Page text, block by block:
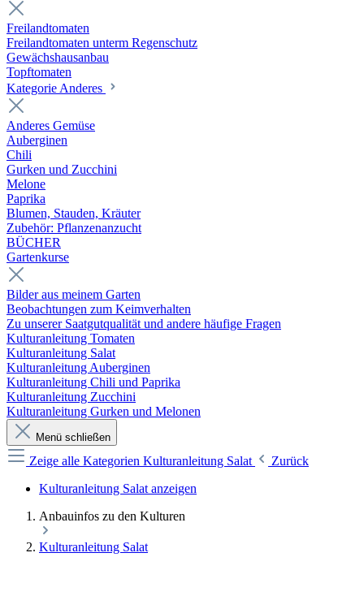
Freilandtomaten
Freilandtomaten unterm Regenschutz
Gewächshausanbau
Topftomaten
Kategorie Anderes
Anderes Gemüse
Auberginen
Chili
Gurken und Zucchini
Melone
Paprika
Blumen, Stauden, Kräuter
Zubehör: Pflanzenanzucht
BÜCHER
Gartenkurse
Bilder aus meinem Garten
Beobachtungen zum Keimverhalten
Zu unserer Saatgutqualität und andere häufige Fragen
Kulturanleitung Tomaten
Kulturanleitung Salat
Kulturanleitung Auberginen
Kulturanleitung Chili und Paprika
Kulturanleitung Zucchini
Kulturanleitung Gurken und Melonen
Menü schließen
Zeige alle Kategorien Kulturanleitung Salat
Zurück
Kulturanleitung Salat anzeigen
Anbauinfos zu den Kulturen
Kulturanleitung Salat